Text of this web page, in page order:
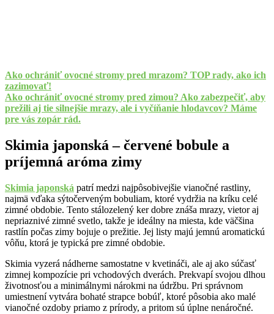
Ako ochrániť ovocné stromy pred mrazom? TOP rady, ako ich
zazimovať!
Ako ochrániť ovocné stromy pred zimou? Ako zabezpečiť, aby
prežili aj tie silnejšie mrazy, ale i vyčíňanie hlodavcov? Máme
pre vás zopár rád.
Skimia japonská – červené bobule a
príjemná aróma zimy
Skimia japonská patrí medzi najpôsobivejšie vianočné rastliny,
najmä vďaka sýtočerveným bobuliam, ktoré vydržia na kríku celé
zimné obdobie. Tento stálozelený ker dobre znáša mrazy, vietor aj
nepriaznivé zimné svetlo, takže je ideálny na miesta, kde väčšina
rastlín počas zimy bojuje o prežitie. Jej listy majú jemnú aromatickú
vôňu, ktorá je typická pre zimné obdobie.
Skimia vyzerá nádherne samostatne v kvetináči, ale aj ako súčasť
zimnej kompozície pri vchodových dverách. Prekvapí svojou dlhou
životnosťou a minimálnymi nárokmi na údržbu. Pri správnom
umiestnení vytvára bohaté strapce bobúľ, ktoré pôsobia ako malé
vianočné ozdoby priamo z prírody, a pritom sú úplne nenáročné.